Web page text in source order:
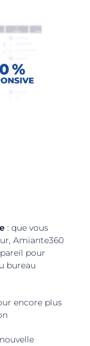
: que vous
Amiante360
pour
bureau
encore plus